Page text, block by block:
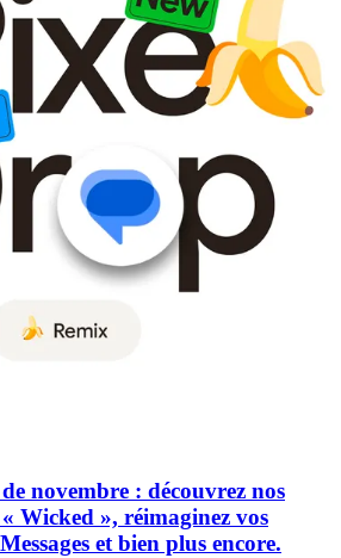
novembre : découvrez nos
Wicked », réimaginez vos
et bien plus encore.